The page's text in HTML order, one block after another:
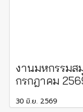
งานมหกรรมส
กรกฎาคม
30 มิ.ย. 2569